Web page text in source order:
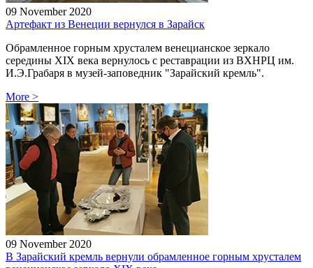
09 November 2020
Артефакт из Венеции вернулся в Зарайск
Обрамленное горным хрусталем венецианское зеркало
середины XIX века вернулось с реставрации из ВХНРЦ им.
И.Э.Грабаря в музей-заповедник "Зарайский кремль".
More >
09 November 2020
В Зарайский кремль вернули обрамленное горным хрусталем